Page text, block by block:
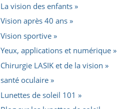
La vision des enfants
Vision après 40 ans
Vision sportive
Yeux, applications et numérique
Chirurgie LASIK et de la vision
santé oculaire
Lunettes de soleil 101